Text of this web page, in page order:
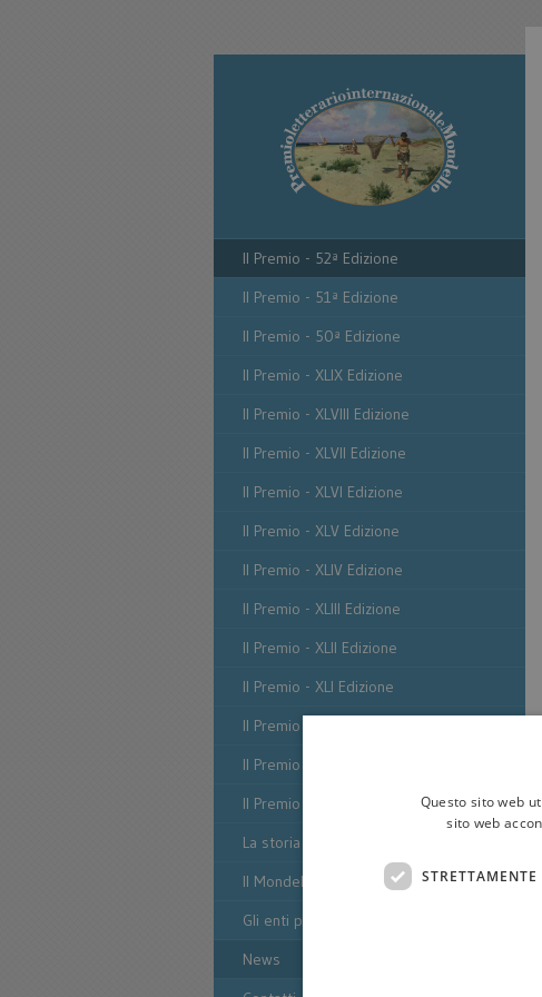
Il Premio - 52ª Edizione
Il Premio - 51ª Edizione
Il Premio - 50ª Edizione
Il Premio - XLIX Edizione
Il Premio - XLVIII Edizione
Il Premio - XLVII Edizione
Il Premio - XLVI Edizione
Il Premio - XLV Edizione
Il Premio - XLIV Edizione
Il Premio - XLIII Edizione
Il Premio - XLII Edizione
Il Premio - XLI Edizione
Il Premio - XL Edizione
Il Premio - XXXIX Edizione
Il Premio - XXXVIII Edizione
La storia del premio
Il MondelloGiovani
Gli enti promotori
News
Questo sito web
sito web
STRETTAMENTE